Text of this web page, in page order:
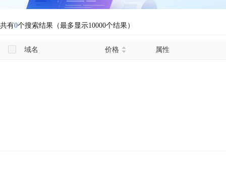
共有0个搜索结果（最多显示10000个结果）
域名 价格 属性